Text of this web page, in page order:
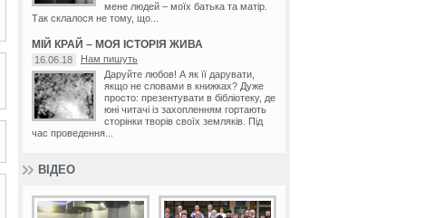
мене людей – моїх батька та матір.
Так склалося не тому, що...
МІЙ КРАЙ – МОЯ ІСТОРІЯ ЖИВА
16.06.18
Нам пишуть
Даруйте любов! А як її дарувати,
якщо не словами в книжках? Дуже
просто: презентувати в бібліотеку, де
юні читачі із захопленням гортають
сторінки творів своїх земляків. Під
час проведення...
ВІДЕО